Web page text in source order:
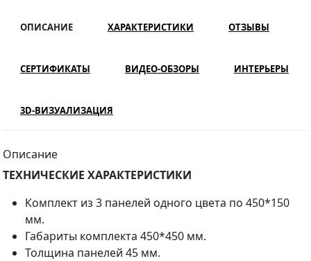
ОПИСАНИЕ ХАРАКТЕРИСТИКИ ОТЗЫВЫ
СЕРТИФИКАТЫ ВИДЕО-ОБЗОРЫ ИНТЕРЬЕРЫ
3D-ВИЗУАЛИЗАЦИЯ
Описание
ТЕХНИЧЕСКИЕ ХАРАКТЕРИСТИКИ
Комплект из 3 панелей одного цвета по 450*150
мм.
Габариты комплекта 450*450 мм.
Толщина панелей 45 мм.